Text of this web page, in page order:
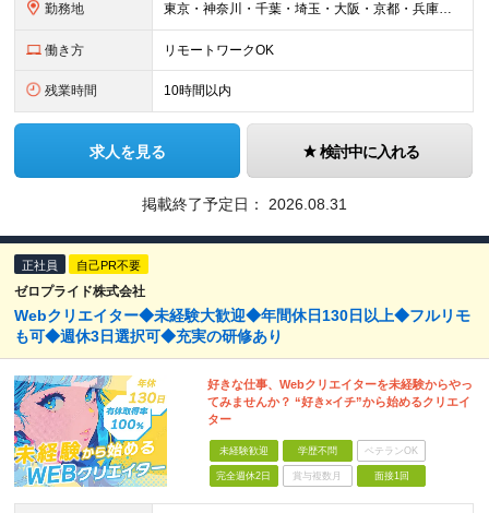
勤務地 東京・神奈川・千葉・埼玉・大阪・京都・兵庫・福岡のプロジェクト先または本社・各支店（大阪・福岡） ※勤務地はご希望を考慮 ※Uターン・Iターンも歓迎 ※一部案件にリモートワーク可能な環境あり ★特
働き方 リモートワークOK
残業時間 10時間以内
求人を見る 検討中に入れる
掲載終了予定日： 2026.08.31
正社員 自己PR不要
ゼロプライド株式会社
Webクリエイター◆未経験大歓迎◆年間休日130日以上◆フルリモ
も可◆週休3日選択可◆充実の研修あり
好きな仕事、Webクリエイターを未経験からやっ
てみませんか？ “好き×イチ”から始めるクリエイ
ター
未経験歓迎 学歴不問 ベテランOK
完全週休2日 賞与複数月 面接1回